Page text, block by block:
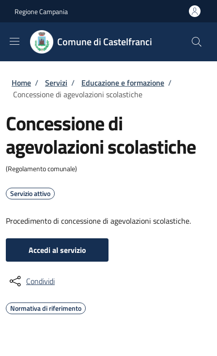
Regione Campania
Comune di Castelfranci
Briciole di pane
Home / Servizi / Educazione e formazione /
Concessione di agevolazioni scolastiche
Concessione di
agevolazioni scolastiche
(Regolamento comunale)
Servizio attivo
Procedimento di concessione di agevolazioni scolastiche.
Accedi al servizio
Condividi
Normativa di riferimento